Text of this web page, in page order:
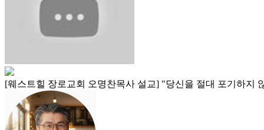
[웨스트힐 장로교회 오명찬목사 설교] "당신을 절대 포기하지